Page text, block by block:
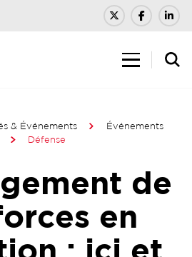
& Événements
Événements
Défense
de
en
: ici et